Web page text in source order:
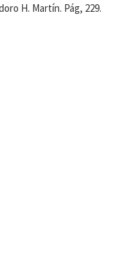
H. Martín. Pág, 229.